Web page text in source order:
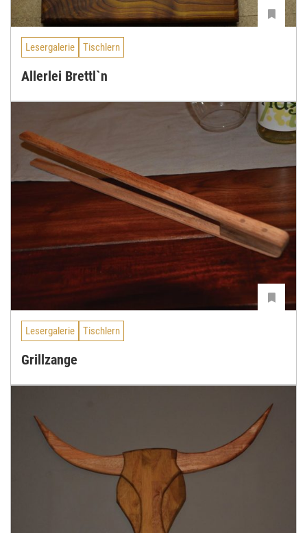
Lesergalerie Tischlern
Allerlei Brettl`n
Lesergalerie Tischlern
Grillzange